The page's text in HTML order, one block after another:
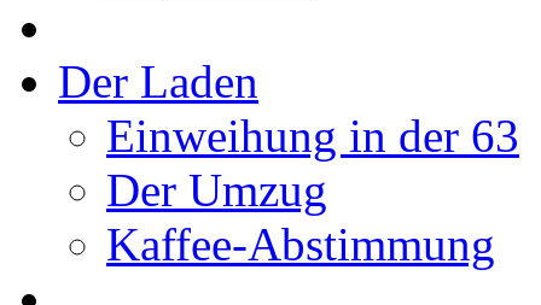
Der Laden
Einweihung in der 63
Der Umzug
Kaffee-Abstimmung